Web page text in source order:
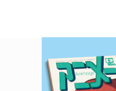
NEWS
CONTACT